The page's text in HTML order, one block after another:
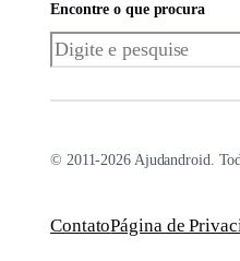
Encontre o que procura
Pesquisar
© 2011-2026 Ajudandroid.
ContatoPágina de